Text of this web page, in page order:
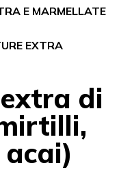
E MARMELLATE
EXTRA
di